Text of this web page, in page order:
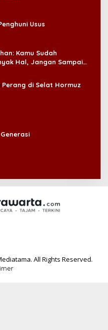
Usus
Kamu Sudah
Hal, Jangan Sampai
di Selat Hormuz
All Rights Reserved.